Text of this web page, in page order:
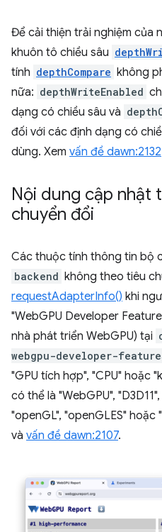
Để cải thiện trải nghiệm của
khuôn tô chiều sâu
tính depthCompare không
nữa: depthWriteEnabled
dạng có chiều sâu và
đối với các định dạng có
dùng. Xem vấn đề dawn:2132
Nội dung cập nhật
chuyển đổi
Các thuộc tính thông tin bộ
backend không theo tiêu
requestAdapterInfo() khi
"WebGPU Developer
nhà phát triển WebGPU) tại
webgpu-developer-
"GPU tích hợp", "CPU" hoặc
có thể là "WebGPU",
"openGL", "openGLES" hoặc
và vấn đề dawn:2107.